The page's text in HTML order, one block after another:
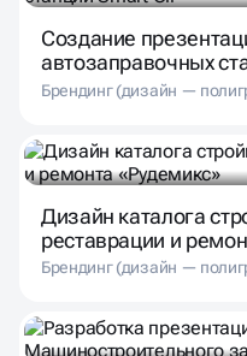
Создание
автозаправочных
Брендинг (дизайн —
Дизайн каталога
реставрации и
Брендинг (дизайн —